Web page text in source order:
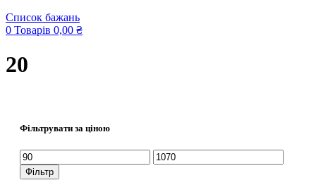
Список бажань
0 Товарів 0,00 ₴
20
Фільтрувати за ціною
Мінімальна
ціна
Найбільша
ціна
Фільтр